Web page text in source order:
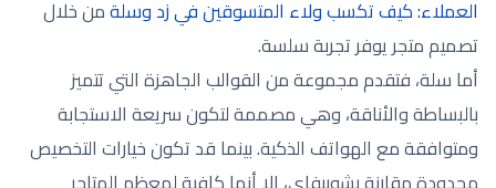
العملاء: كيف تكسب ولاء المتسوقين في زد وسلةمن خلال
تصميم متجر يوفر تجربة سلسة.
أما سلة، فتقدم مجموعة من القوالب الجاهزة التي تتميز
بالبساطة والأناقة، وهي مصممة لتكون سريعة الاستجابة
ومتوافقة مع الهواتف الذكية. بينما قد تكون خيارات التخصيص